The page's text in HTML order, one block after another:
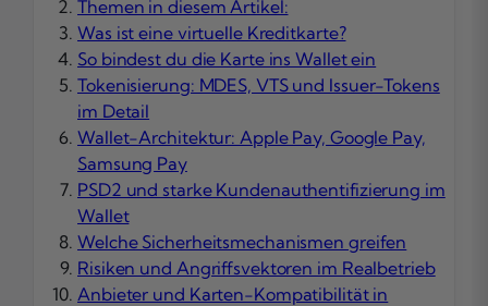
Themen in diesem Artikel:
Was ist eine virtuelle Kreditkarte?
So bindest du die Karte ins Wallet ein
Tokenisierung: MDES, VTS und Issuer-Tokens
im Detail
Wallet-Architektur: Apple Pay, Google Pay,
Samsung Pay
PSD2 und starke Kundenauthentifizierung im
Wallet
Welche Sicherheitsmechanismen greifen
Risiken und Angriffsvektoren im Realbetrieb
Anbieter und Karten-Kompatibilität in